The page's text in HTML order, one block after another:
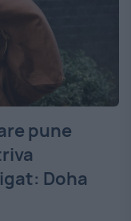
pune
Doha